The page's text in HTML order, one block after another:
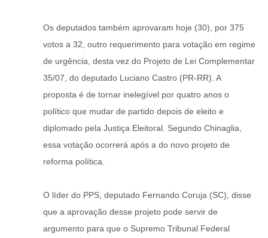
Os deputados também aprovaram hoje (30), por 375
votos a 32, outro requerimento para votação em regime
de urgência, desta vez do Projeto de Lei Complementar
35/07, do deputado Luciano Castro (PR-RR). A
proposta é de tornar inelegível por quatro anos o
político que mudar de partido depois de eleito e
diplomado pela Justiça Eleitoral. Segundo Chinaglia,
essa votação ocorrerá após a do novo projeto de
reforma política.
O líder do PPS, deputado Fernando Coruja (SC), disse
que a aprovação desse projeto pode servir de
argumento para que o Supremo Tribunal Federal